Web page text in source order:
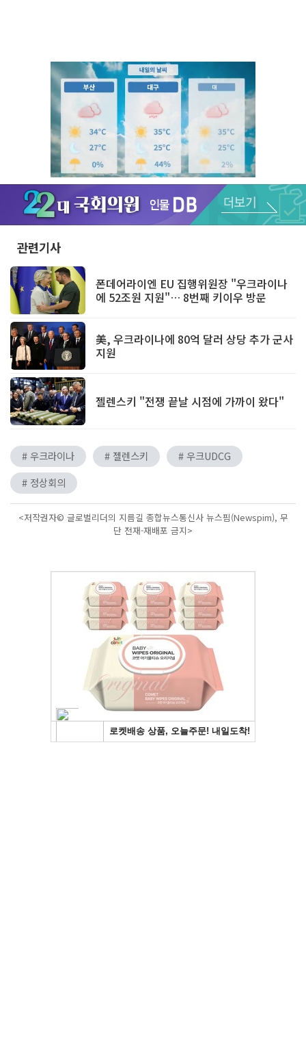
Unmute
관련기사
폰데어라이엔 EU 집행위원장 "우크라이나
에 52조원 지원"… 8번째 키이우 방문
美, 우크라이나에 80억 달러 상당 추가 군사
지원
젤렌스키 "전쟁 끝날 시점에 가까이 왔다"
# 우크라이나 # 젤렌스키
# 우크UDCG
# 정상회의
<저작권자© 글로벌리더의 지름길 종합뉴스통신사 뉴스핌(Newspim), 무
단 전재-재배포 금지>